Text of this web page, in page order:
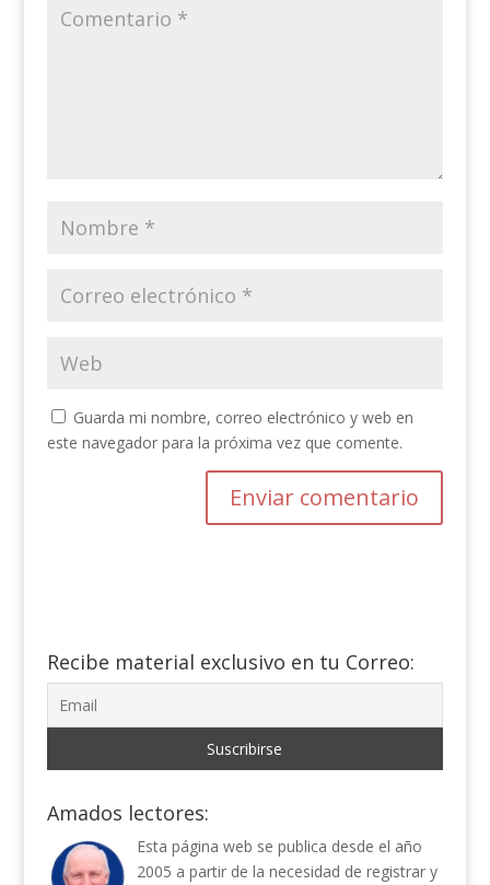
Guarda mi nombre, correo electrónico y web en
este navegador para la próxima vez que comente.
Recibe material exclusivo en tu Correo:
Amados lectores:
Esta página web se publica desde el año
2005 a partir de la necesidad de registrar y